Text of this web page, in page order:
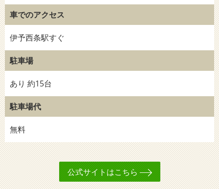
車でのアクセス
伊予西条駅すぐ
駐車場
あり 約15台
駐車場代
無料
公式サイトはこちら